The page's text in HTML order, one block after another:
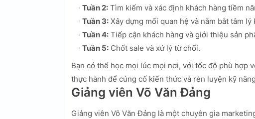
Tuần 2: Tìm kiếm và xác định khách hàng tiềm
Tuần 3: Xây dựng mối quan hệ và nắm bắt tâm lý
Tuần 4: Tiếp cận khách hàng và giới thiệu sản
Tuần 5: Chốt sale và xử lý từ chối.
Bạn có thể học mọi lúc mọi nơi, với tốc độ phù hợp
thực hành để củng cố kiến thức và rèn luyện kỹ
Giảng viên Võ Văn Đảng
Giảng viên Võ Văn Đảng là một chuyên gia